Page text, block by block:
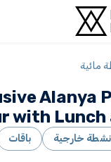
مائية
Alanya
with Lunch
خارجية باقات